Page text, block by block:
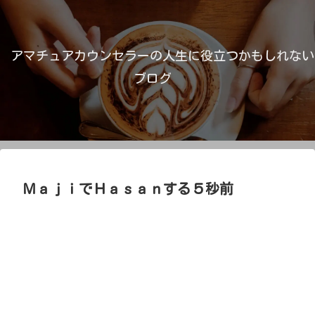
アマチュアカウンセラーの人生に役立つかもしれない
ブログ
ＭａｊｉでＨａｓａｎする５秒前